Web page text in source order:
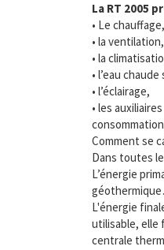
La RT 2005
• Le chauffage,
• la ventilation,
• la
• l’eau
• l’éclairage,
• les
Comment se
Dans toutes
L’énergie
L'énergie
utilisable, elle
centrale